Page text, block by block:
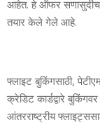
आहेत. हे ऑफर सणासुदीचा
तयार केले गेले आहे.
फ्लाइट बुकिंगसाठी,
क्रेडिट कार्डद्वारे
आंतरराष्ट्रीय